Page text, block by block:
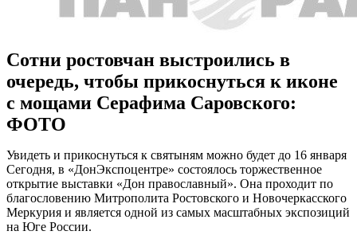
Сотни ростовчан выстроились в
очередь, чтобы прикоснуться к иконе
с мощами Серафима Саровского:
ФОТО
Увидеть и прикоснуться к святыням можно будет до 16 января
Сегодня, в «ДонЭкспоцентре» состоялось торжественное
открытие выставки «Дон православный». Она проходит по
благословению Митрополита Ростовского и Новочеркасского
Меркурия и является одной из самых масштабных экспозиций
на Юге России.